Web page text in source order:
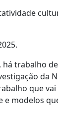
há trabalho de
da
que
e modelos